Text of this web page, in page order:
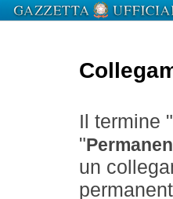
Il termine
"
un